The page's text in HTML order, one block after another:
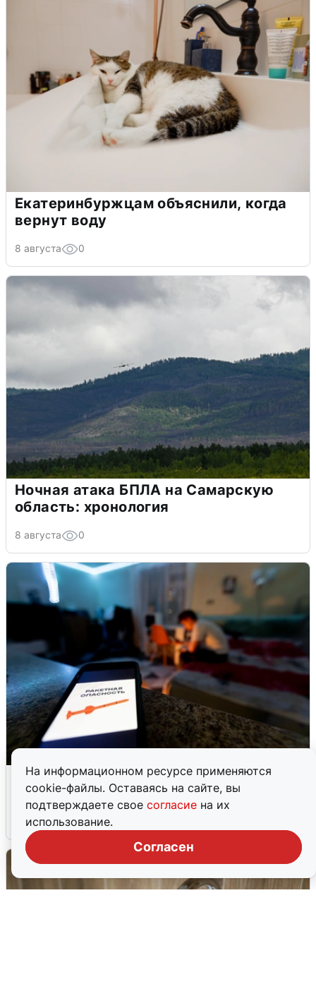
На информационном ресурсе применяются
cookie-файлы. Оставаясь на сайте, вы
подтверждаете свое согласие на их
использование.
Согласен
Екатеринбуржцам объяснили, когда
вернут воду
8 августа 0
Ночная атака БПЛА на Самарскую
область: хронология
8 августа 0
Ночью в Самарской области завыли
сирены
8 августа 0